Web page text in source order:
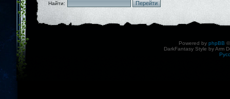
Найти:
Powered by phpBB
DarkFantasy Style by Arm